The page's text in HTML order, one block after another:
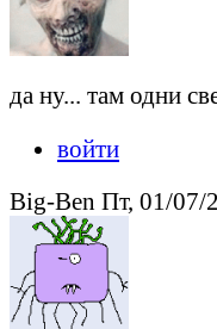
да ну... там одни
войти
Big-Ben Пт, 01/07/